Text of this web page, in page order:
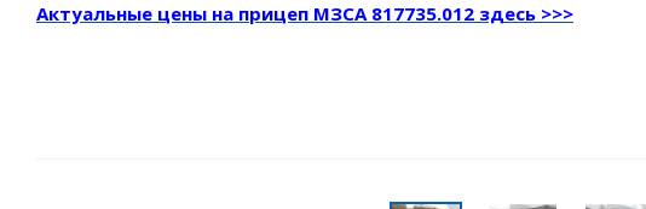
Актуальные цены на прицеп МЗСА 817735.012 здесь >>>